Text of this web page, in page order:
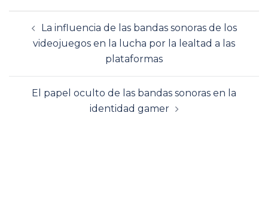
entradas
La influencia de las bandas sonoras de los
videojuegos en la lucha por la lealtad a las
plataformas
El papel oculto de las bandas sonoras en la
identidad gamer